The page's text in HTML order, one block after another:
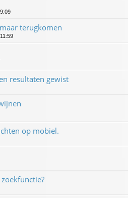
terugkomen
resultaten gewist
op mobiel.